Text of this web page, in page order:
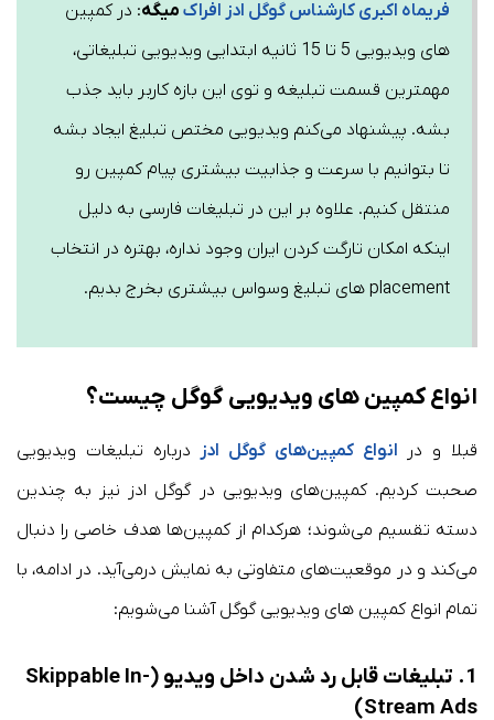
فریماه اکبری کارشناس گوگل ادز افراک میگه: در کمپین
های ویديویی 5 تا 15 ثانیه ابتدایی ویديویی تبلیغاتی،
مهمترین قسمت تبلیغه و توی این بازه کاربر باید جذب
بشه. پیشنهاد می‌کنم ویديویی مختص تبلیغ ایجاد بشه
تا بتوانیم با سرعت و جذابیت بیشتری پیام کمپین رو
منتقل کنیم. علاوه بر این در تبلیغات فارسی به دلیل
اینکه امکان تارگت کردن ایران وجود نداره، بهتره در انتخاب
placement های تبلیغ وسواس بیشتری بخرج بدیم.
انواع کمپین های ویدیویی گوگل چیست؟
قبلا و در انواع کمپین‌های گوگل ادز درباره تبلیغات ویدیویی
صحبت کردیم. کمپین‌های ویدیویی در گوگل ادز نیز به چندین
دسته تقسیم می‌شوند؛ هرکدام از کمپین‌ها هدف خاصی را دنبال
می‌کند و در موقعیت‌های متفاوتی به نمایش درمی‌آید. در ادامه، با
تمام انواع کمپین های ویدیویی گوگل آشنا می‌شویم:
1. تبلیغات قابل رد شدن داخل ویدیو (Skippable In-
Stream Ads)